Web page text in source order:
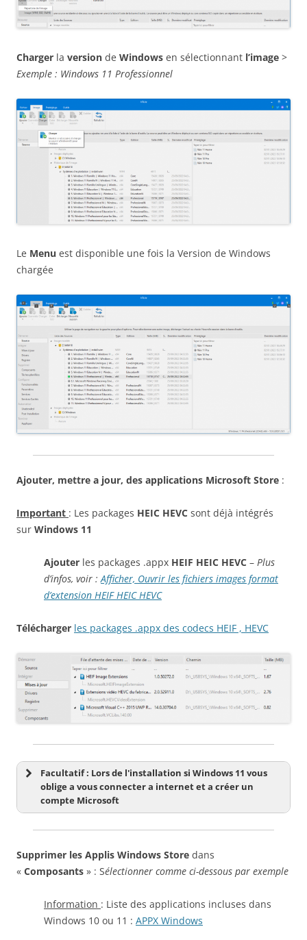
Charger la version de Windows en sélectionnant l’image >
Exemple : Windows 11 Professionnel
Le Menu est disponible une fois la Version de Windows
chargée
Ajouter, mettre a jour, des applications Microsoft Store :
Important : Les packages HEIC HEVC sont déjà intégrés
sur Windows 11
Ajouter les packages .appx HEIF HEIC HEVC – Plus
d’infos, voir :Afficher, Ouvrir les fichiers images format
d’extension HEIF HEIC HEVC
Télécharger les packages .appx des codecs HEIF , HEVC
Facultatif : Lors de l'installation si Windows 11 vous
oblige a vous connecter a internet et a créer un
compte Microsoft
Registre
Supprimer les Applis Windows Store dans
« Composants » : Sélectionner comme ci-dessous par exemple
Information : Liste des applications incluses dans
Windows 10 ou 11 : APPX Windows